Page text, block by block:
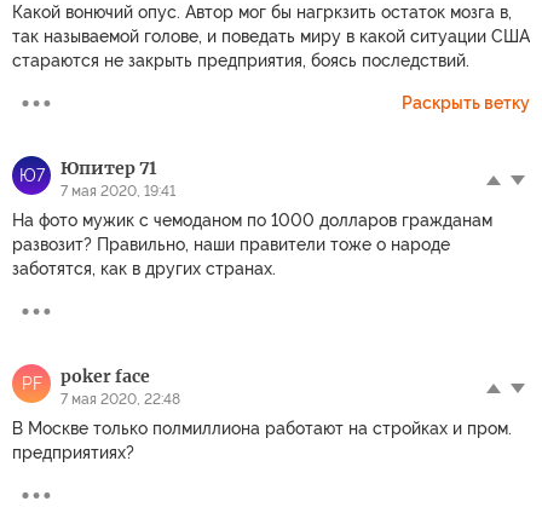
Какой вонючий опус. Автор мог бы нагркзить остаток мозга в,
так называемой голове, и поведать миру в какой ситуации США
стараются не закрыть предприятия, боясь последствий.
Раскрыть ветку
Ю7 Юпитер 71
7 мая 2020, 19:41
На фото мужик с чемоданом по 1000 долларов гражданам
развозит? Правильно, наши правители тоже о народе
заботятся, как в других странах.
PF poker face
7 мая 2020, 22:48
В Москве только полмиллиона работают на стройках и пром.
предприятиях?